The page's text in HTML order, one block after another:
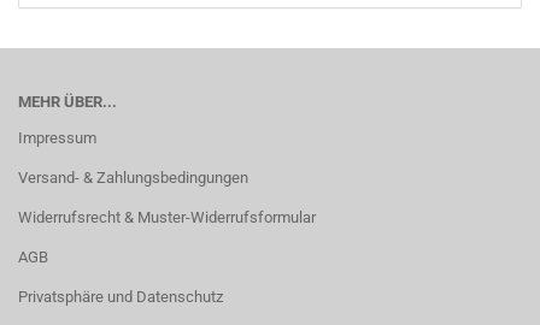
MEHR ÜBER...
Impressum
Versand- & Zahlungsbedingungen
Widerrufsrecht & Muster-Widerrufsformular
AGB
Privatsphäre und Datenschutz